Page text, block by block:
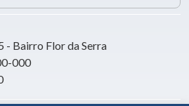
- Bairro Flor da Serra
000